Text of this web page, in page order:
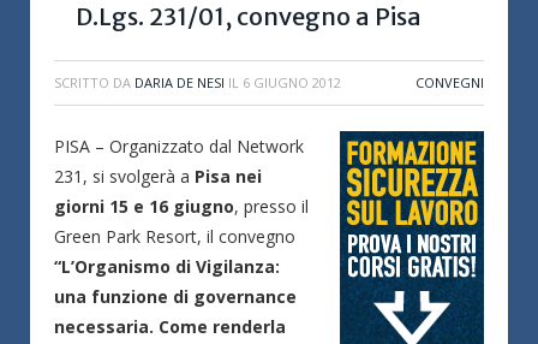
D.Lgs. 231/01, convegno a Pisa
SCRITTO DA DARIA DE NESI IL 6 GIUGNO 2012 CONVEGNI
PISA – Organizzato dal Network
231, si svolgerà a Pisa nei
giorni 15 e 16 giugno, presso il
Green Park Resort, il convegno
“L’Organismo di Vigilanza:
una funzione di governance
necessaria. Come renderla